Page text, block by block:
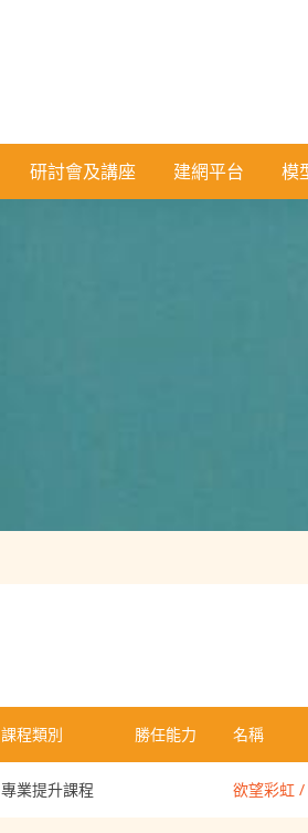
研討會及講座 建網平台 模
課程類別 勝任能力 名稱
專業提升課程 欲望彩虹